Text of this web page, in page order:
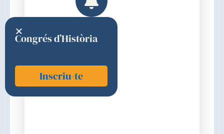
Congrés d’Història
Inscriu-te